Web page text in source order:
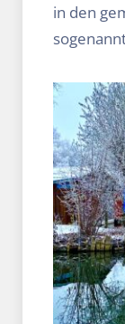
in den